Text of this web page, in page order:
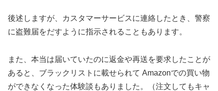
後述しますが、カスタマーサービスに連絡したとき、警察
に盗難届をだすように指示されることもあります。
また、本当は届いていたのに返金や再送を要求したことが
あると、ブラックリストに載せられて Amazonでの買い物
ができなくなった体験談もありました。（注文してもキャ